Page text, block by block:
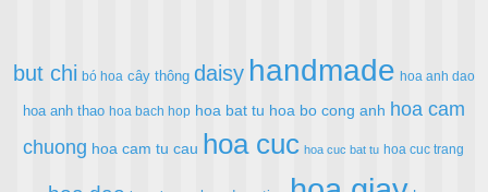
but chi bó hoa cây thông daisy handmade hoa anh dao
hoa anh thao hoa bach hop hoa bat tu hoa bo cong anh hoa cam
chuong hoa cam tu cau hoa cuc hoa cuc bat tu hoa cuc trang